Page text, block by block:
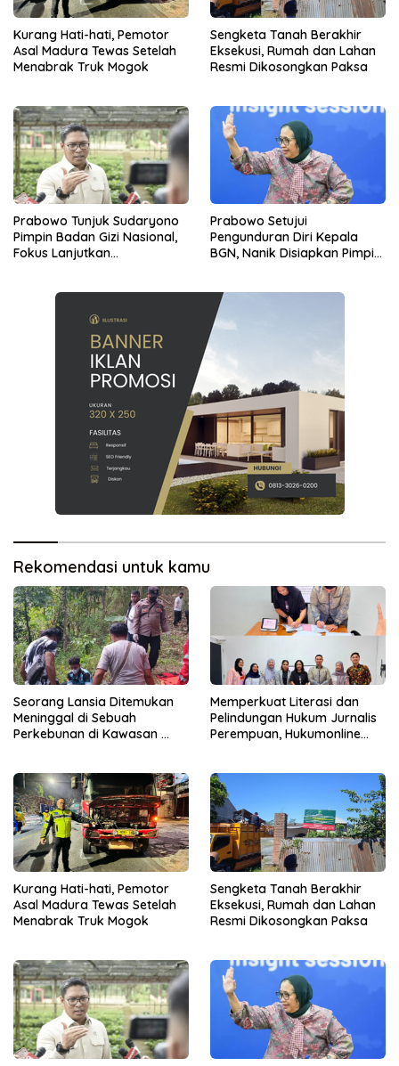
Kurang Hati-hati, Pemotor
Asal Madura Tewas Setelah
Menabrak Truk Mogok
Sengketa Tanah Berakhir
Eksekusi, Rumah dan Lahan
Resmi Dikosongkan Paksa
Prabowo Tunjuk Sudaryono
Pimpin Badan Gizi Nasional,
Fokus Lanjutkan
Prabowo Setujui
Pengunduran Diri Kepala
BGN, Nanik Disiapkan Pimpin
Rekomendasi untuk kamu
Seorang Lansia Ditemukan
Meninggal di Sebuah
Perkebunan di Kawasan
Memperkuat Literasi dan
Pelindungan Hukum Jurnalis
Perempuan, Hukumonline
Kurang Hati-hati, Pemotor
Asal Madura Tewas Setelah
Menabrak Truk Mogok
Sengketa Tanah Berakhir
Eksekusi, Rumah dan Lahan
Resmi Dikosongkan Paksa